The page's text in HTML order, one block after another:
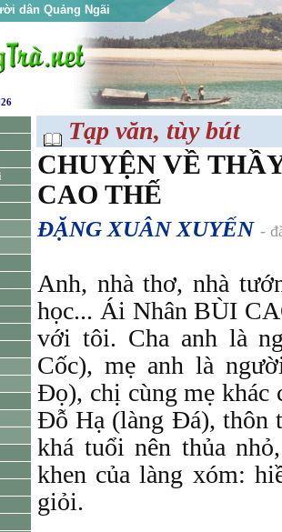
dân Quảng Ngãi
Tạp văn, tùy bút
CHUYỆN VỀ
CAO THẾ
ĐẶNG XUÂN XUYẾN -
Anh, nhà thơ, nhà
học... Ái Nhân BÙI
với tôi. Cha anh là
Cốc), mẹ anh là
Đọ), chị cùng mẹ khác
Đỗ Hạ (làng Đá), thôn
khá tuổi nên thủa
khen của làng xóm:
giỏi.